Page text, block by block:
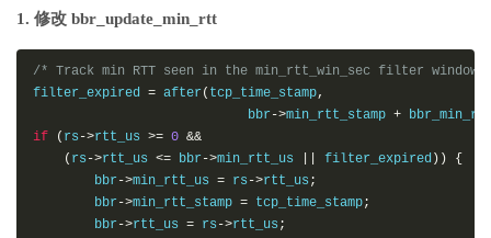
1. 修改 bbr_update_min_rtt
/* Track min RTT seen in the min_rtt_win_sec filter
filter_expired = after( tcp_time_stamp,
                            bbr
->min_rtt_stamp +
if
( rs ->rtt_us >= 0 &&
( rs ->rtt_us <= bbr->min_rtt_us filter_expired ))
{
        bbr
->min_rtt_us = rs ->rtt_us ;
        bbr
->min_rtt_stamp = tcp_time_stamp;
        bbr
->rtt_us = rs ->rtt_us ;